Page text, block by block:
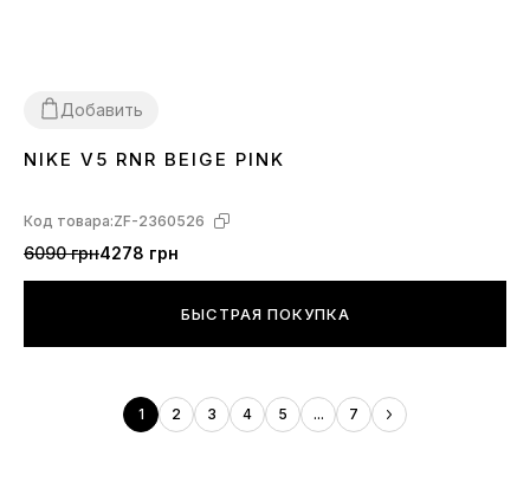
Добавить
3637 383940 41
NIKE V5 RNR BEIGE PINK
Код товара:ZF-2360526
6090 грн4278 грн
БЫСТРАЯ ПОКУПКА
1 2 3 4 5 ... 7